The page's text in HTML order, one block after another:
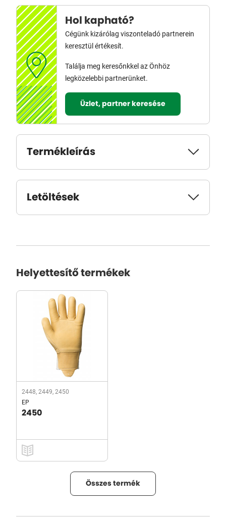
Hol kapható?
Cégünk kizárólag viszonteladó partnerein
keresztül értékesít.
Találja meg keresőnkkel az Önhöz
legközelebbi partnerünket.
Üzlet, partner keresése
Termékleírás
Letöltések
Helyettesítő termékek
2448, 2449, 2450
EP
2450
Összes termék